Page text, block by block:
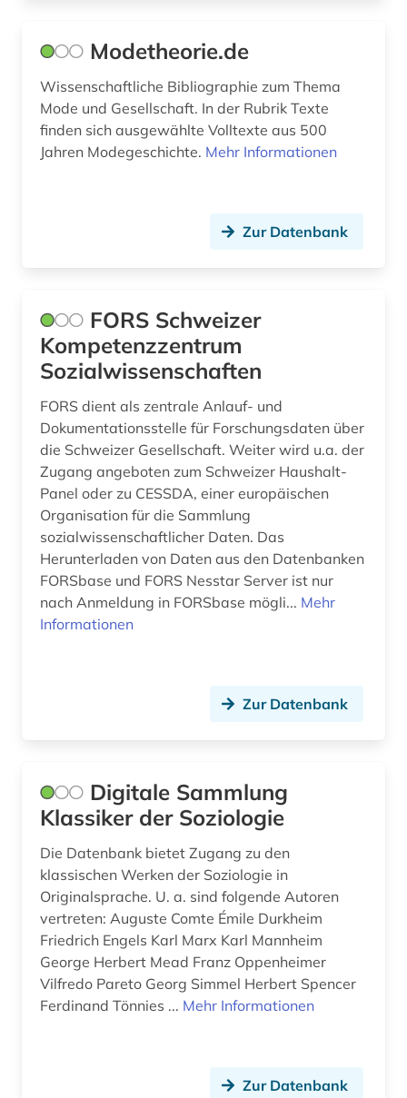
umweltwissenschaften (1)
usa (2)
vereinte nationen (1)
vernetzung (1)
volkswirtschaftswissenschaft (1)
welt (1)
westermarck, edward | philosoph; soziologe;
wirtschaft (12)
wirtschaftswissenschaften (3)
wörterbuch (6)
zeitschrift (1)
zeitung (2)
Modetheorie.de
Wissenschaftliche Bibliographie zum Thema
Mode und Gesellschaft. In der Rubrik Texte
finden sich ausgewählte Volltexte aus 500
Jahren Modegeschichte. Mehr Informationen
Zur Datenbank
FORS Schweizer
Kompetenzzentrum
Sozialwissenschaften
FORS dient als zentrale Anlauf- und
Dokumentationsstelle für Forschungsdaten über
die Schweizer Gesellschaft. Weiter wird u.a. der
Zugang angeboten zum Schweizer Haushalt-
Panel oder zu CESSDA, einer europäischen
Organisation für die Sammlung
sozialwissenschaftlicher Daten. Das
Herunterladen von Daten aus den Datenbanken
FORSbase und FORS Nesstar Server ist nur
nach Anmeldung in FORSbase mögli... Mehr
Informationen
Zur Datenbank
Digitale Sammlung
Klassiker der Soziologie
Die Datenbank bietet Zugang zu den
klassischen Werken der Soziologie in
Originalsprache. U. a. sind folgende Autoren
vertreten: Auguste Comte Émile Durkheim
Friedrich Engels Karl Marx Karl Mannheim
George Herbert Mead Franz Oppenheimer
Vilfredo Pareto Georg Simmel Herbert Spencer
Ferdinand Tönnies ... Mehr Informationen
Zur Datenbank